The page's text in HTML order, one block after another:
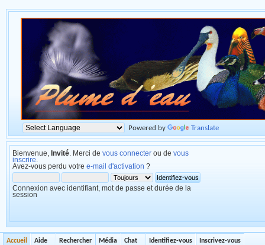
Powered by Translate
Bienvenue, Invité . Merci de vous connecter ou de vous
inscrire
Avez-vous perdu votre e-mail d'activation ?
Connexion avec identifiant, mot de passe et durée de la
session
Accueil Aide Rechercher Média Chat Identifiez-vous Inscrivez-vous